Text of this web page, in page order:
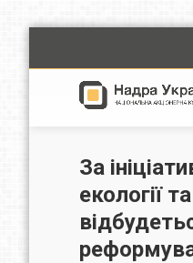
За
екології